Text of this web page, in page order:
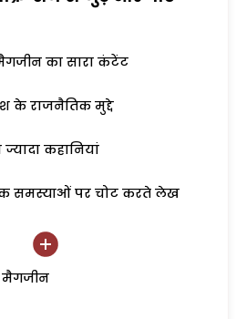
का सारा कंटेंट
के राजनैतिक मुद्दे
कहानियां
समस्याओं पर चोट करते लेख
मैगजीन